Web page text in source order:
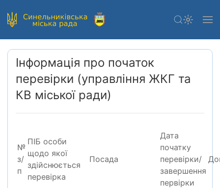
Інформація про початок
перевірки (управління ЖКГ та
КВ міської ради)
№
з/
п
ПІБ особи
щодо якої
здійснюється
перевірка
Посада
Дата
початку
перевірки/
завершення
первірки